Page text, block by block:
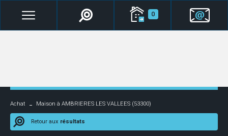
0
Achat Maison à AMBRIERES LES VALLEES (53300)
Retour aux résultats